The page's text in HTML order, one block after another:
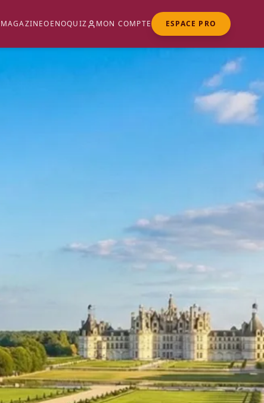
MAGAZINEOENOQUIZ MON COMPTE ESPACE PRO